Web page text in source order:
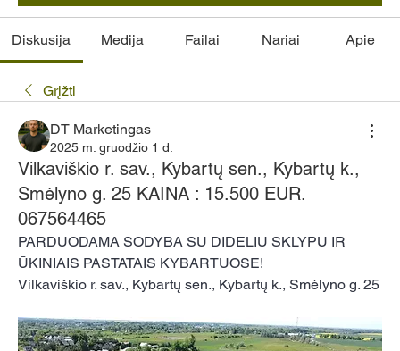
Diskusija Medija Failai Nariai Apie
Grįžti
DT Marketingas
2025 m. gruodžio 1 d.
Vilkaviškio r. sav., Kybartų sen., Kybartų k.,
Smėlyno g. 25 KAINA : 15.500 EUR.
067564465
PARDUODAMA SODYBA SU DIDELIU SKLYPU IR
ŪKINIAIS PASTATAIS KYBARTUOSE!
Vilkaviškio r. sav., Kybartų sen., Kybartų k., Smėlyno g. 25